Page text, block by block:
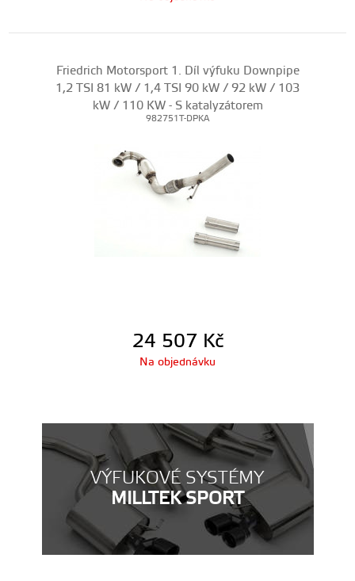
Friedrich Motorsport 1. Díl výfuku Downpipe
1,2 TSI 81 kW / 1,4 TSI 90 kW / 92 kW / 103
kW / 110 KW - S katalyzátorem
982751T-DPKA
24 507 Kč
Na objednávku
VÝFUKOVÉ SYSTÉMY
MILLTEK SPORT